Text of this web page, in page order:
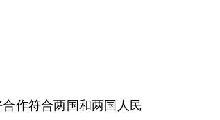
作符合两国和两国人民